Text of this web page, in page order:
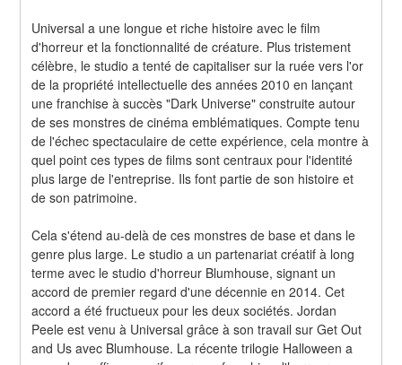
Universal a une longue et riche histoire avec le film
d'horreur et la fonctionnalité de créature. Plus tristement
célèbre, le studio a tenté de capitaliser sur la ruée vers l'or
de la propriété intellectuelle des années 2010 en lançant
une franchise à succès "Dark Universe" construite autour
de ses monstres de cinéma emblématiques. Compte tenu
de l'échec spectaculaire de cette expérience, cela montre à
quel point ces types de films sont centraux pour l'identité
plus large de l'entreprise. Ils font partie de son histoire et
de son patrimoine.
Cela s'étend au-delà de ces monstres de base et dans le
genre plus large. Le studio a un partenariat créatif à long
terme avec le studio d'horreur Blumhouse, signant un
accord de premier regard d'une décennie en 2014. Cet
accord a été fructueux pour les deux sociétés. Jordan
Peele est venu à Universal grâce à son travail sur Get Out
and Us avec Blumhouse. La récente trilogie Halloween a